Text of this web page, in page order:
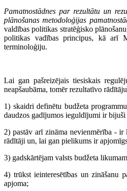
Pamatnostādnes par rezultātu un
plānošanas metodoloģijas
valdības politikas stratēģisko
politikas vadības principus, kā arī
terminoloģiju.
Lai gan pašreizējais tiesiskais
neapšaubāma, tomēr rezultatīvo
1) skaidri definētu budžeta
daudzos gadījumos ieguldījumi ir
2) pastāv arī zināma nevienmērība -
rādītāji un, lai gan pielikums ir
3) gadskārtējam valsts budžeta
4) trūkst ieinteresētības un zināšanu
apjoma;